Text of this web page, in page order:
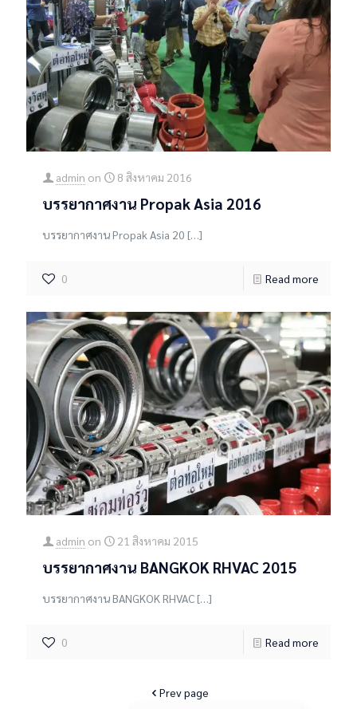
admin on 8 สิงหาคม 2016
บรรยากาศงาน Propak Asia 2016
บรรยากาศงาน Propak Asia 20 […]
0 Read more
admin on 21 สิงหาคม 2015
บรรยากาศงาน BANGKOK RHVAC 2015
บรรยากาศงาน BANGKOK RHVAC[…]
0 Read more
Prev page